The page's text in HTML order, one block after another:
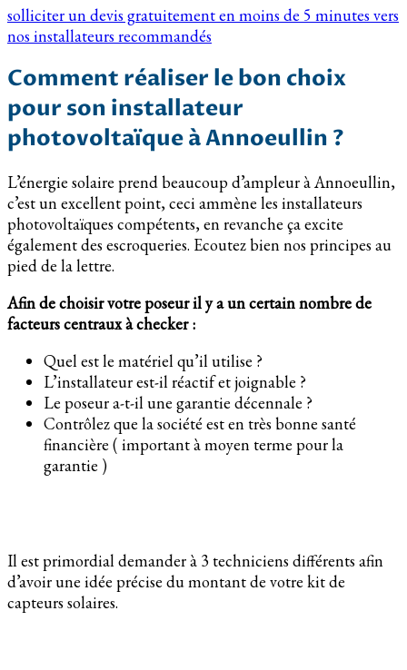
solliciter un devis gratuitement en moins de 5 minutes vers
nos installateurs recommandés
Comment réaliser le bon choix
pour son installateur
photovoltaïque à Annoeullin ?
L’énergie solaire prend beaucoup d’ampleur à Annoeullin,
c’est un excellent point, ceci ammène les installateurs
photovoltaïques compétents, en revanche ça excite
également des escroqueries. Ecoutez bien nos principes au
pied de la lettre.
Afin de choisir votre poseur il y a un certain nombre de
facteurs centraux à checker :
Quel est le matériel qu’il utilise ?
L’installateur est-il réactif et joignable ?
Le poseur a-t-il une garantie décennale ?
Contrôlez que la société est en très bonne santé
financière ( important à moyen terme pour la
garantie )
Il est primordial demander à 3 techniciens différents afin
d’avoir une idée précise du montant de votre kit de
capteurs solaires.